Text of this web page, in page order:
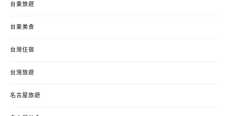
台東旅遊
台東美食
台灣住宿
台灣旅遊
名古屋旅遊